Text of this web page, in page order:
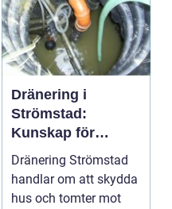
Dränering i
Strömstad:
Kunskap för
tryggare
husgrunder
Dränering Strömstad
handlar om att skydda
hus och tomter mot